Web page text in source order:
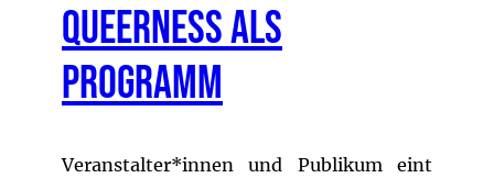
Queerness als
Programm
Veranstalter*innen und Publikum eint